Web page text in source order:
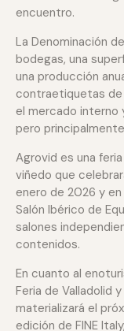
encuentro.
La Denominación
bodegas, una
una producción
contraetiquetas de
el mercado interno
pero
Agrovid es una
viñedo que
enero de 2026 y
Salón Ibérico de
salones
contenidos.
En cuanto al
Feria de Valladolid
materializará el
edición de FINE